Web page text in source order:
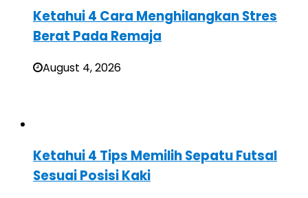
Ketahui 4 Cara Menghilangkan Stres
Berat Pada Remaja
August 4, 2026
Ketahui 4 Tips Memilih Sepatu Futsal
Sesuai Posisi Kaki